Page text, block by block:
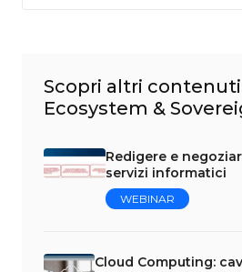
Scopri altri
Ecosystem &
Redigere e
servizi informatici
WEBINAR
Cloud Computing: